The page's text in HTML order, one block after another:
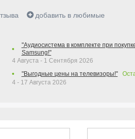
добавить в любимые
"Аудиосистема в комплекте при
Samsung!"
4 Августа - 1 Сентября 2026
"Выгодные цены на телевизоры!"
4 - 17 Августа 2026